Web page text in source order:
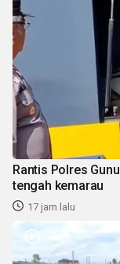
Rantis Polres
tengah kemarau
17 jam lalu